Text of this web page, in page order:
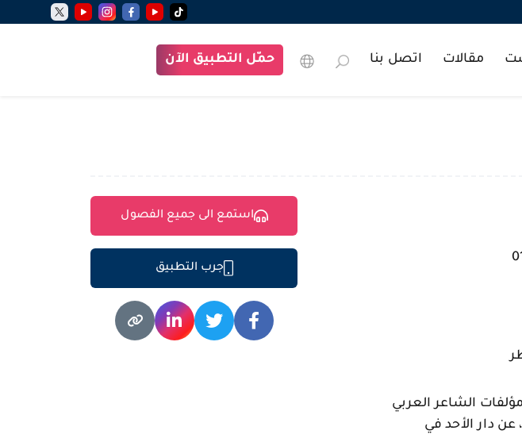
مقالات اتصل بنا حمّل التطبيق الآن
الشاعر العربي
السوري نزار قباني، صدرت في عام 1944، عن دار الأحد في
استمع الى جميع الفصول
جرب التطبيق